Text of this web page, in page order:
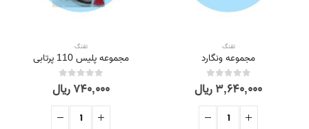
تفنگ
مجموعه ونگارد
۳,۶۴۰,۰۰۰ریال
تفنگ
مجموعه پليس 110 پرتابی
۷۴۰,۰۰۰ریال